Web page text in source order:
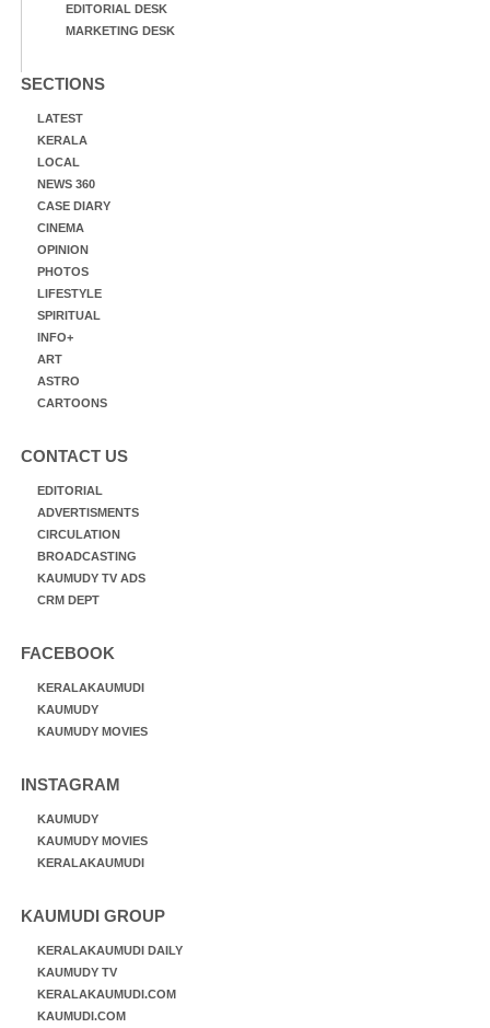
EDITORIAL DESK
MARKETING DESK
SECTIONS
LATEST
KERALA
LOCAL
NEWS 360
CASE DIARY
CINEMA
OPINION
PHOTOS
LIFESTYLE
SPIRITUAL
INFO+
ART
ASTRO
CARTOONS
CONTACT US
EDITORIAL
ADVERTISMENTS
CIRCULATION
BROADCASTING
KAUMUDY TV ADS
CRM DEPT
FACEBOOK
KERALAKAUMUDI
KAUMUDY
KAUMUDY MOVIES
INSTAGRAM
KAUMUDY
KAUMUDY MOVIES
KERALAKAUMUDI
KAUMUDI GROUP
KERALAKAUMUDI DAILY
KAUMUDY TV
KERALAKAUMUDI.COM
KAUMUDI.COM